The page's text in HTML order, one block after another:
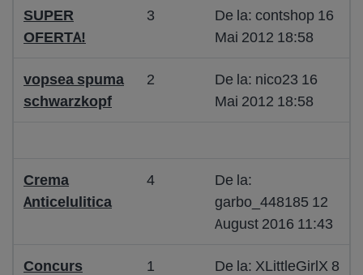
SUPER
OFERTA!
3
De la: contshop 16
Mai 2012 18:58
vopsea spuma
schwarzkopf
2
De la: nico23 16
Mai 2012 18:58
Crema
Anticelulitica
4
De la:
garbo_448185 12
August 2016 11:43
Concurs
1
De la: XLittleGirlX 8